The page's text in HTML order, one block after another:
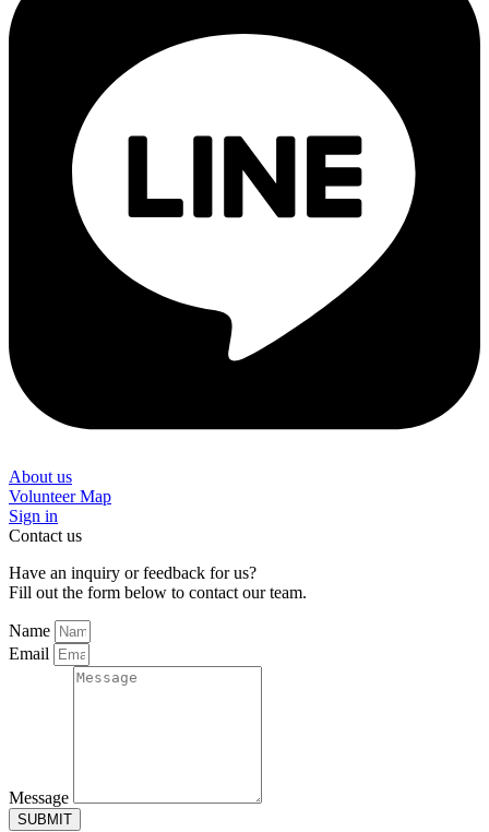
About us
Volunteer Map
Sign in
Contact us
Have an inquiry or feedback for us?
Fill out the form below to contact our team.
Name
Email
Message
SUBMIT